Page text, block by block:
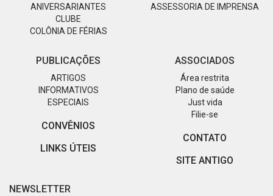
ANIVERSARIANTES
CLUBE
COLÔNIA DE FÉRIAS
ASSESSORIA DE IMPRENSA
PUBLICAÇÕES
ARTIGOS
INFORMATIVOS
ESPECIAIS
CONVÊNIOS
LINKS ÚTEIS
ASSOCIADOS
Área restrita
Plano de saúde
Just vida
Filie-se
CONTATO
SITE ANTIGO
NEWSLETTER